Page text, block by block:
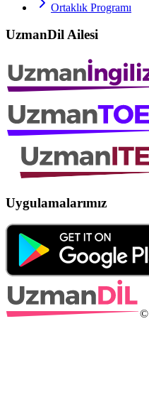
Ortaklık Programı
UzmanDil Ailesi
Uygulamalarımız
©